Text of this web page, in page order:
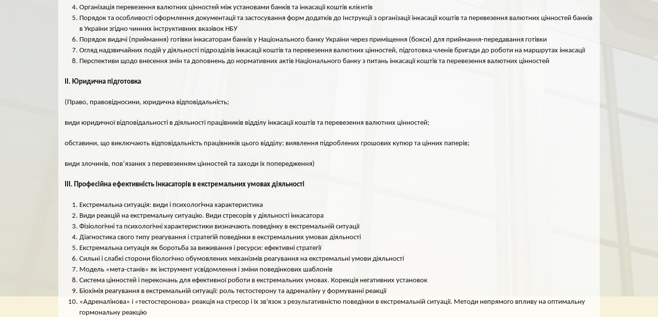
Організація перевезення валютних цінностей між установами банків та інкасації коштів клієнтів
Порядок та особливості оформлення документації та застосування форм додатків до Інструкції з організації інкасації коштів та перевезення валютних цінностей банків
в України згідно чинних інструктивних вказівок НБУ
Порядок видачі (приймання) готівки інкасаторам банків у Національного банку України через приміщення (бокси) для приймання-передавання готівки
Огляд надзвичайних подій у діяльності підрозділів інкасації коштів та перевезення валютних цінностей, підготовка членів бригади до роботи на маршрутах інкасації
Перспективи щодо внесення змін та доповнень до нормативних актів Національного банку з питань інкасації коштів та перевезення валютних цінностей
ІІ. Юридична підготовка
(Право, правовідносини, юридична відповідальність;
види юридичної відповідальності в діяльності працівників відділу інкасації коштів та перевезення валютних цінностей;
обставини, що виключають відповідальність працівників цього відділу; виявлення підроблених грошових купюр та цінних паперів;
види злочинів, пов‘язаних з перевезенням цінностей та заходи їх попередження)
ІІІ. Професійна ефективність інкасаторів в екстремальних умовах діяльності
Екстремальна ситуація: види і психологічна характеристика
Види реакцій на екстремальну ситуацію. Види стресорів у діяльності інкасатора
Фізіологічні та психологічні характеристики визначають поведінку в екстремальній ситуації
Діагностика свого типу реагування і стратегій поведінки в екстремальних умовах діяльності
Екстремальна ситуація як боротьба за виживання і ресурси: ефективні стратегії
Сильні і слабкі сторони біологічно обумовлених механізмів реагування на екстремальні умови діяльності
Модель «мета-станів» як інструмент усвідомлення і зміни поведінкових шаблонів
Система цінностей і переконань для ефективної роботи в екстремальних умовах. Корекція негативних установок
Біохімія реагування в екстремальній ситуації: роль тестостерону та адреналіну у формуванні реакції
«Адреналінова» і «тестостеронова» реакція на стресор і їх зв'язок з результативністю поведінки в екстремальній ситуації. Методи непрямого впливу на оптимальну
гормональну реакцію